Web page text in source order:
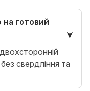
готовий
свердління та